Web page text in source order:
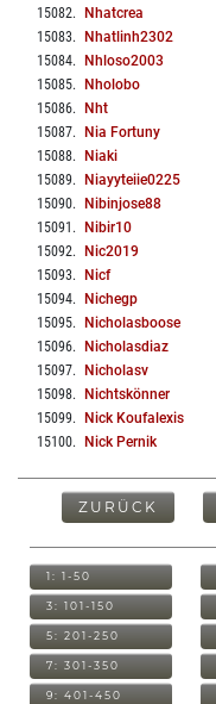
15082. Nhatcrea
15083. Nhatlinh2302
15084. Nhloso2003
15085. Nholobo
15086. Nht
15087. Nia Fortuny
15088. Niaki
15089. Niayyteiie0225
15090. Nibinjose88
15091 . Nibir10
15092. Nic2019
15093. Nicf
15094. Nichegp
15095. Nicholasboose
15096. Nicholasdiaz
15097. Nicholasv
15098. Nichtskönner
15099. Nick Koufalexis
15100. Nick Pernik
ZURÜCK
1: 1-50
3: 101-150
5: 201-250
7: 301-350
9: 401-450